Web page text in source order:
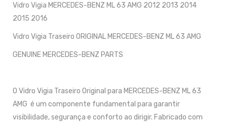
Vidro Vigia MERCEDES-BENZ ML 63 AMG 2012 2013 2014
2015 2016
Vidro Vigia Traseiro ORIGINAL MERCEDES-BENZ ML 63 AMG
GENUINE MERCEDES-BENZ PARTS
O Vidro Vigia Traseiro Original para MERCEDES-BENZ ML 63
AMG é um componente fundamental para garantir
visibilidade, segurança e conforto ao dirigir. Fabricado com